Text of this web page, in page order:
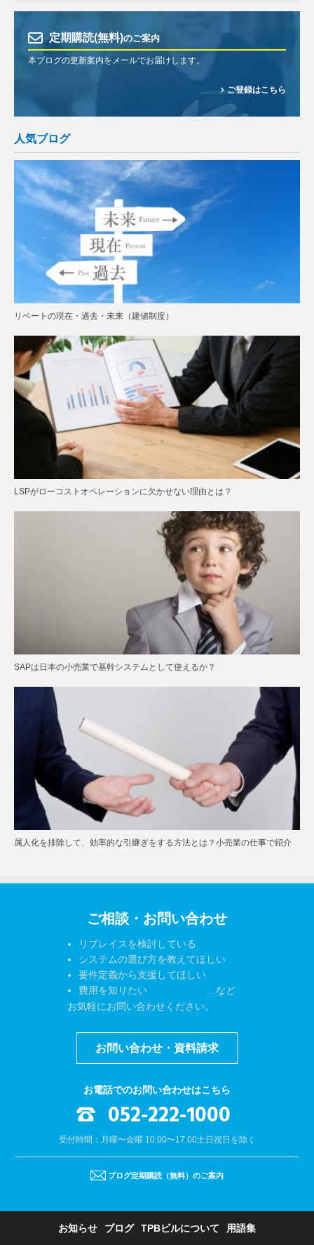
定期購読(無料)のご案内
本ブログの更新案内をメールでお届けします。
ご登録はこちら
人気ブログ
リベートの現在・過去・未来（建値制度）
LSPがローコストオペレーションに欠かせない理由とは？
SAPは日本の小売業で基幹システムとして使えるか？
属人化を排除して、効率的な引継ぎをする方法とは？小売業の仕事で紹介
ご相談・お問い合わせ
リプレイスを検討している
システムの選び方を教えてほしい
要件定義から支援してほしい
費用を知りたい …など
お気軽にお問い合わせください。
お問い合わせ・資料請求
お電話でのお問い合わせはこちら
052-222-1000
受付時間：月曜〜金曜 10:00〜17:00土日祝日を除く
ブログ定期購読（無料）のご案内
お知らせ ブログ TPBビルについて 用語集